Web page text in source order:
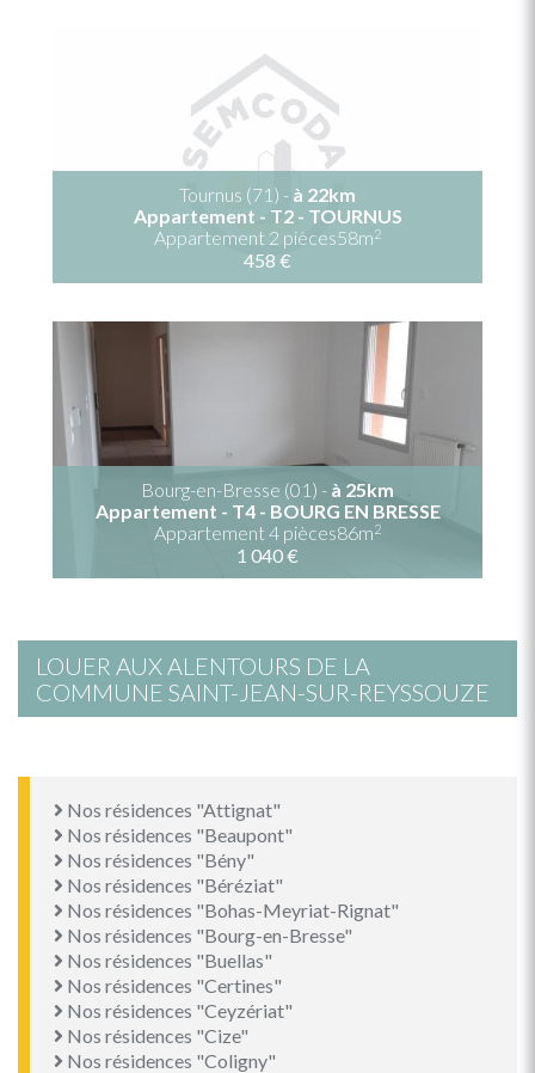
Tournus (71) - à 22km
Appartement - T2 - TOURNUS
Appartement 2 pièces58m2
458 €
Bourg-en-Bresse (01) - à 25km
Appartement - T4 - BOURG EN BRESSE
Appartement 4 pièces86m2
1 040 €
LOUER AUX ALENTOURS DE LA
COMMUNE SAINT-JEAN-SUR-REYSSOUZE
Nos résidences "Attignat"
Nos résidences "Beaupont"
Nos résidences "Bény"
Nos résidences "Béréziat"
Nos résidences "Bohas-Meyriat-Rignat"
Nos résidences "Bourg-en-Bresse"
Nos résidences "Buellas"
Nos résidences "Certines"
Nos résidences "Ceyzériat"
Nos résidences "Cize"
Nos résidences "Coligny"